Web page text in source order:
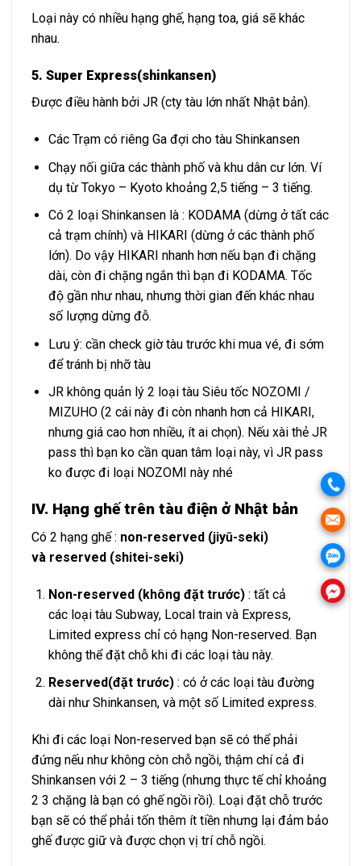
Loại này có nhiều hạng ghế, hạng toa, giá sẽ khác
nhau.
5. Super Express(shinkansen)
Được điều hành bởi JR (cty tàu lớn nhất Nhật bản).
Các Trạm có riêng Ga đợi cho tàu Shinkansen
Chạy nối giữa các thành phố và khu dân cư lớn. Ví
dụ từ Tokyo – Kyoto khoảng 2,5 tiếng – 3 tiếng.
Có 2 loại Shinkansen là : KODAMA (dừng ở tất các
cả trạm chính) và HIKARI (dừng ở các thành phố
lớn). Do vậy HIKARI nhanh hơn nếu bạn đi chặng
dài, còn đi chặng ngắn thì bạn đi KODAMA. Tốc
độ gần như nhau, nhưng thời gian đến khác nhau
số lượng dừng đỗ.
Lưu ý: cần check giờ tàu trước khi mua vé, đi sớm
để tránh bị nhỡ tàu
JR không quản lý 2 loại tàu Siêu tốc NOZOMI /
MIZUHO (2 cái này đi còn nhanh hơn cả HIKARI,
nhưng giá cao hơn nhiều, ít ai chọn). Nếu xài thẻ JR
pass thì bạn ko cần quan tâm loại này, vì JR pass
ko được đi loại NOZOMI này nhé
IV. Hạng ghế trên tàu điện ở Nhật bản
Có 2 hạng ghế : non-reserved (jiyū-seki)
và reserved (shitei-seki)
Non-reserved (không đặt trước): tất cả
các loại tàu Subway, Local train và Express,
Limited express chỉ có hạng Non-reserved. Bạn
không thể đặt chỗ khi đi các loại tàu này.
Reserved(đặt trước): có ở các loại tàu đường
dài như Shinkansen, và một số Limited express.
Khi đi các loại Non-reserved bạn sẽ có thể phải
đứng nếu như không còn chỗ ngồi, thậm chí cả đi
Shinkansen với 2 – 3 tiếng (nhưng thực tế chỉ khoảng
2 3 chặng là bạn có ghế ngồi rồi). Loại đặt chỗ trước
bạn sẽ có thể phải tốn thêm ít tiền nhưng lại đảm bảo
ghế được giữ và được chọn vị trí chỗ ngồi.